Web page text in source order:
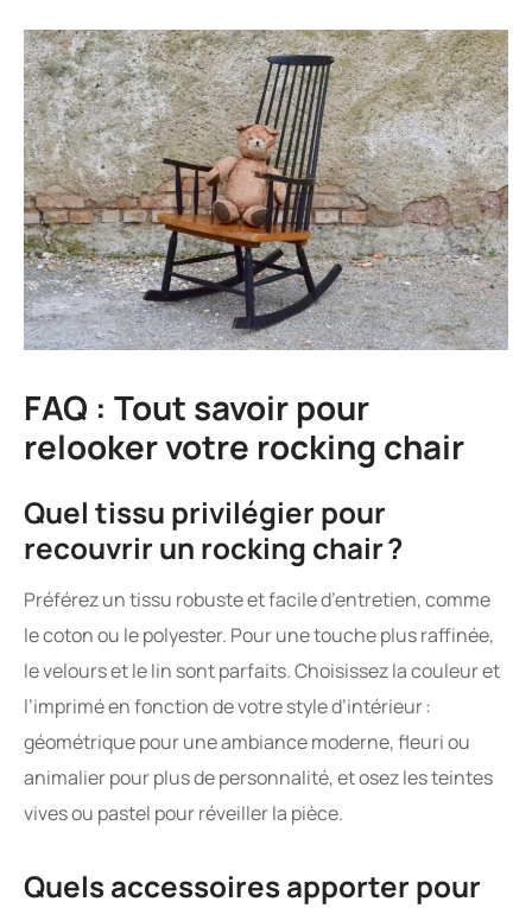
FAQ : Tout savoir pour
relooker votre rocking chair
Quel tissu privilégier pour
recouvrir un rocking chair ?
Préférez un tissu robuste et facile d’entretien, comme
le coton ou le polyester. Pour une touche plus raffinée,
le velours et le lin sont parfaits. Choisissez la couleur et
l’imprimé en fonction de votre style d’intérieur :
géométrique pour une ambiance moderne, fleuri ou
animalier pour plus de personnalité, et osez les teintes
vives ou pastel pour réveiller la pièce.
Quels accessoires apporter pour